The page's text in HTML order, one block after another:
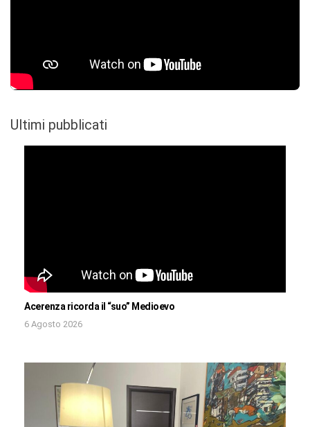
Ultimi pubblicati
Acerenza ricorda il “suo” Medioevo
6 Agosto 2026